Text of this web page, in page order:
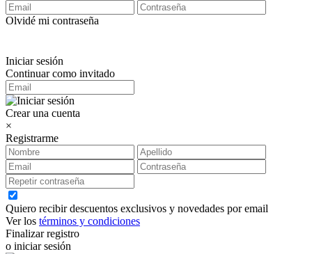
Olvidé mi contraseña
Iniciar sesión
Continuar como invitado
Crear una cuenta
×
Registrarme
Quiero recibir descuentos exclusivos y novedades por email
Ver los términos y condiciones
Finalizar registro
o iniciar sesión